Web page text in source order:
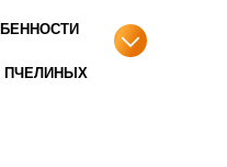
ПЧЕЛИНЫХ